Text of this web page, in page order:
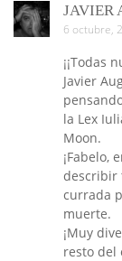
JAVIER
6 octubre,
¡¡Todas
Javier
la Lex
Moon.
¡Fabelo,
describir
currada
muerte.
¡Muy
resto del